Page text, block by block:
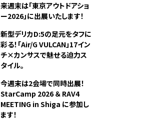
来週末は「東京アウトドアショ
ー2026」に出展いたします！
新型デリカD:5の足元をタフに
彩る！「Air/G VULCAN」17イン
チ×カンサスで魅せる迫力ス
タイル。
今週末は2会場で同時出展！
StarCamp 2026 ＆ RAV4
MEETING in Shiga に参加し
ます！